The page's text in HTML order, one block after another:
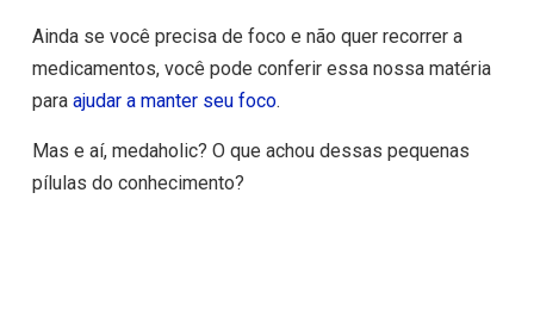
Ainda se você precisa de foco e não quer recorrer a
medicamentos, você pode conferir essa nossa matéria
para ajudar a manter seu foco.
Mas e aí, medaholic? O que achou dessas pequenas
pílulas do conhecimento?